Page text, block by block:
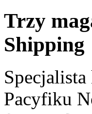
Trzy
Shipping
Pacyfiku